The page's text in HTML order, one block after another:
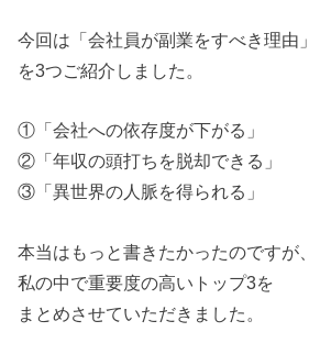
今回は「会社員が副業をすべき理由」
を3つご紹介しました。
①「会社への依存度が下がる」
②「年収の頭打ちを脱却できる」
③「異世界の人脈を得られる」
本当はもっと書きたかったのですが、
私の中で重要度の高いトップ3を
まとめさせていただきました。